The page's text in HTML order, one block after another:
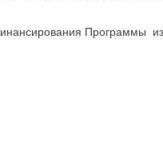
Программы из